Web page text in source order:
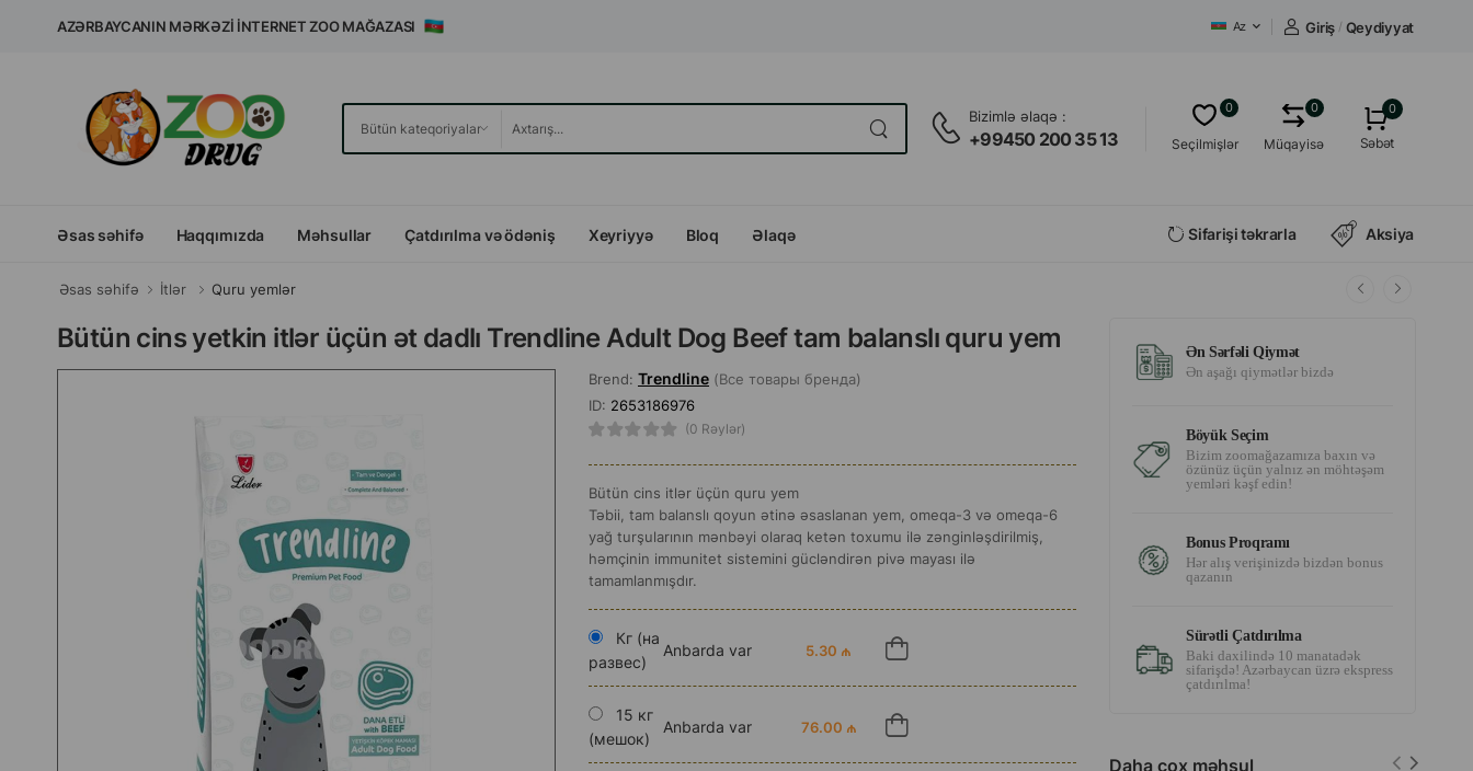
AZƏRBAYCANIN MƏRKƏZI İNTERNET ZOO MAĞAZASI Az Giriş / Qeydiyyat
Bizimlə əlaqə :
+99450 200 35 13 Seçilmişlər
0
Müqayisə
0 0
Səbət
Əsas səhifə Haqqımızda Məhsullar Çatdırılma və ödəniş Xeyriyyə Bloq Əlaqə Sifarişi təkrarla Aksiya
Əsas səhifə İtlər Quru yemlər
Bütün cins yetkin itlər üçün ət dadlı Trendline Adult Dog Beef tam balanslı quru yem
Brend: Trendline (Все товары бренда)
ID: 2653186976
(0 Rəylər)
Bütün cins itlər üçün quru yem
Təbii, tam balanslı qoyun ətinə əsaslanan yem, omeqa-3 və omeqa-6
yağ turşularının mənbəyi olaraq ketən toxumu ilə zənginləşdirilmiş,
həmçinin immunitet sistemini gücləndirən pivə mayası ilə
tamamlanmışdır.
Кг (на
развес)
Anbarda var 5.30 ₼
15 кг
(мешок)
Anbarda var 76.00 ₼
Ən Sərfəli Qiymət
Ən aşağı qiymətlər bizdə
Böyük Seçim
Bizim zoomağazamıza baxın və
özünüz üçün yalnız ən möhtəşəm
yemləri kəşf edin!
Bonus Proqramı
Hər alış verişinizdə bizdən bonus
qazanın
Sürətli Çatdırılma
Baki daxilində 10 manatadək
sifarişdə! Azərbaycan üzrə ekspress
çatdırılma!
Daha çox məhsul